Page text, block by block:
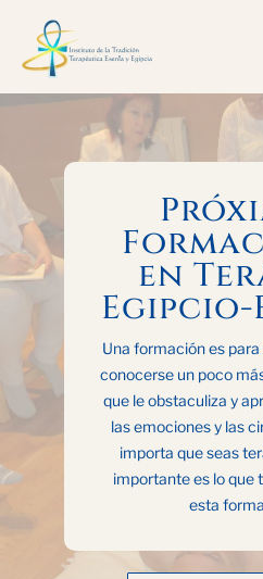
en
Egipcio-
Una formación es
conocerse un poco
que le obstaculiza y
las emociones y las
importa que seas
importante es lo que
esta